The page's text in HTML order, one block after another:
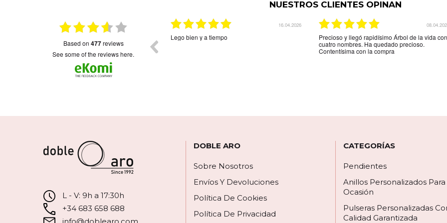
NUESTROS CLIENTES OPINAN
based on 477reviews
see some of the reviews here.
03.12.2025
Envio rápido como indicaba la web.Son unos
La mejor tienda online que hay para comprar
una joya personalizada muy rápido y muy eficaz
y muy amable la recomiendo
L - V: 9h a 17:30h
+34 683 658 688
DOBLE ARO
Sobre Nosotros
Envíos Y Devoluciones
Política De Cookies
Política De Privacidad
CATEGORÍAS
Pendientes
Anillos Personalizados Para
Ocasión
Pulseras Personalizadas
Calidad Garantizada